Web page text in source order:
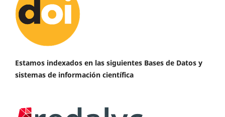
Estamos indexados en las siguientes Bases de Datos y
sistemas de información científica